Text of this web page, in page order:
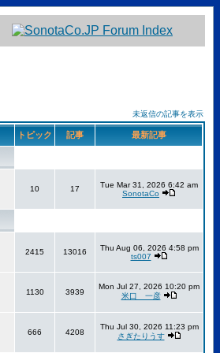
未返信の記事を表示
トピック 記事 最新記事
10 17
Tue Mar 31, 2026 6:42 am
SonotaCo
2415 13016
Thu Aug 06, 2026 4:58 pm
ts007
1130 3939
Mon Jul 27, 2026 10:20 pm
米口 一彦
666 4208
Thu Jul 30, 2026 11:23 pm
さぎたりうす